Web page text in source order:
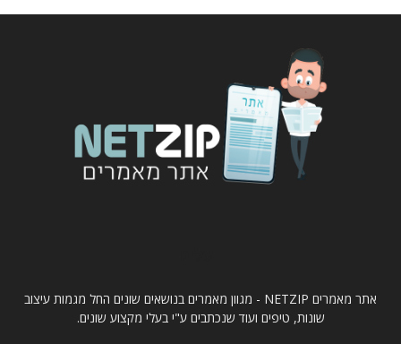
אתר מאמרים NETZIP - מגוון מאמרים בנושאים שונים החל מגמות עיצוב
שונות, טיפים ועוד שנכתבים ע"י בעלי מקצוע שונים.